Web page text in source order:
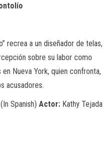
recrea a un diseñador de telas,
sobre su labor como
Nueva York, quien confronta,
acusadores.
Spanish) Actor: Kathy Tejada